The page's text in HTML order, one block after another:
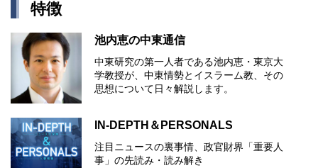
特徴
池内恵の中東通信
中東研究の第⼀⼈者である池内恵・東京⼤
学教授が、中東情勢とイスラーム教、その
思想について⽇々解説します。
IN-DEPTH＆PERSONALS
注目ニュースの裏事情、政官財界「重要人
事」の先読み・読み解き